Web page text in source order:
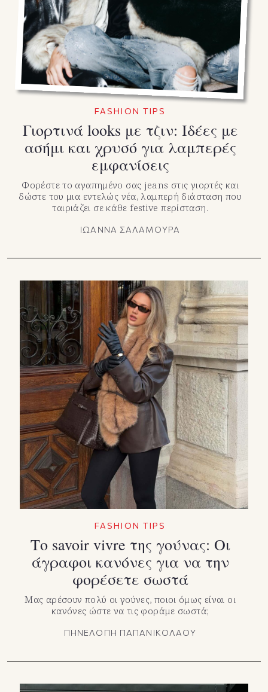
FASHION TIPS
Γιορτινά looks με τζιν: Ιδέες με
ασήμι και χρυσό για λαμπερές
εμφανίσεις
Φορέστε το αγαπημένο σας jeans στις γιορτές και
δώστε του μια εντελώς νέα, λαμπερή διάσταση που
ταιριάζει σε κάθε festive περίσταση.
ΙΩΑΝΝΑ ΣΑΛΑΜΟΥΡΑ
FASHION TIPS
Το savoir vivre της γούνας: Οι
άγραφοι κανόνες για να την
φορέσετε σωστά
Μας αρέσουν πολύ οι γούνες, ποιοι όμως είναι οι
κανόνες ώστε να τις φοράμε σωστά;
ΠΗΝΕΛΟΠΗ ΠΑΠΑΝΙΚΟΛΑΟΥ